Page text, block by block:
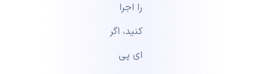
را اجرا
کنید، اگر
ای پی